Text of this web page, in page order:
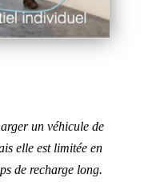
un véhicule de
elle est limitée en
de recharge long.